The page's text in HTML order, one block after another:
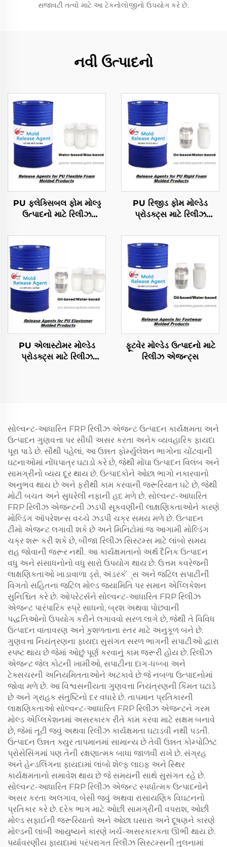
સજાવટી તત્વો માટે આ ટેકનોલોજીનો ઉપયોગ કરે છે.
નવી ઉત્પાદનો
PU ફ્લેક્સિબલ ફોમ મોલ્ડ્ડ
ઉત્પાદનો માટે રિલીઝ
PU રિજીડ ફોમ મોલ્ડેડ
પ્રોડક્ટ્સ માટે રિલીઝ
PU એલાસ્ટોમર મોલ્ડેડ
પ્રોડક્ટ્સ માટે રિલીઝ
ફૂટવેર મોલ્ડેડ ઉત્પાદનો માટે
રિલીઝ એજન્ટ્સ
સોલ્વન્ટ-આધારિત FRP રિલીઝ એજન્ટ ઉત્પાદન કાર્યક્ષમતા અને
ઉત્પાદન ગુણવત્તા પર સીધી અસર કરતા અનેક વ્યવહારિક ફાયદા
પૂરા પાડે છે. સૌથી પહેલાં, આ ઉન્નત ફોર્મ્યુલેશન ભાગોના ચોંટવાની
ઘટનાઓમાં નોંધપાત્ર ઘટાડો કરે છે, જેથી મોંઘા ઉત્પાદન વિલંબ અને
સામગ્રીનો વ્યય દૂર થાય છે. ઉત્પાદકોને ઓછા ભાગો નકારવાનો
અનુભવ થાય છે અને ફરીથી કામ કરવાની જરૂરિયાત ઘટે છે, જેથી
મોટી બચત અને સુધરેલી નફાની હદ મળે છે. સોલ્વન્ટ-આધારિત
FRP રિલીઝ એજન્ટની ઝડપી સૂકવણીની લાક્ષણિકતાઓને કારણે
મોલ્ડિંગ ઑપરેશન્સ વચ્ચે ઝડપી ચક્ર સમય મળે છે. ઉત્પાદન
ટીમો એજન્ટ લગાવી શકે છે અને મિનિટોમાં જ આગામી મોલ્ડિંગ
ચક્ર શરૂ કરી શકે છે, બીજા રિલીઝ સિસ્ટમ્સ માટે લાંબો સમય
રાહ જોવાની જરૂર નથી. આ કાર્યક્ષમતાનો અર્થ દૈનિક ઉત્પાદન
વધુ અને સંસાધનોનો વધુ સારો ઉપયોગ થાય છે. ઉત્તમ કવરેજની
લાક્ષણિકતાઓ ખાડાવાળા ડ્રો, અંડરકั્સ અને જટિલ સપાટીની
વિગતો સહિતના જટિલ મોલ્ડ જ્યામિતિ પર સમાન એપ્લિકેશન
સુનિશ્ચિત કરે છે. ઓપરેટર્સને સોલ્વન્ટ-આધારિત FRP રિલીઝ
એજન્ટ પારંપારિક સ્પ્રે સાધનો, બ્રશ અથવા પોછવાની
પદ્ધતિઓનો ઉપયોગ કરીને લગાવવો સરળ લાગે છે, જેથી તે વિવિધ
ઉત્પાદન વાતાવરણ અને કુશળતાના સ્તર માટે અનુકૂળ બને છે.
ગુણવત્તા નિયંત્રણના ફાયદા સુસંગત સરળ ભાગની સપાટીઓ દ્વારા
સ્પષ્ટ થાય છે જેમાં ઓછું પૂર્ણ કરવાનું કામ જરૂરી હોય છે. રિલીઝ
એજન્ટ જેલ કોટની ખામીઓ, સપાટીના દાગ-ધબ્બા અને
ટેક્સચરની અનિયમિતતાઓને અટકાવે છે જે નબળા ઉત્પાદનોમાં
જોવા મળે છે. આ વિશ્વસનીયતા ગુણવત્તા નિયંત્રણની કિંમત ઘટાડે
છે અને ગ્રાહક સંતુષ્ટિનો દર વધારે છે. તાપમાન પ્રતિકારની
લાક્ષણિકતાઓ સોલ્વન્ટ-આધારિત FRP રિલીઝ એજન્ટને ગરમ
મોલ્ડ એપ્લિકેશનમાં અસરકારક રીતે કામ કરવા માટે સક્ષમ બનાવે
છે, જેમાં તૂટી જવું અથવા રિલીઝ કાર્યક્ષમતા ઘટાડવી નથી પડતી.
ઉત્પાદન ઉન્નત ક્યુર તાપમાનમાં સામાન્ય છે તેવી ઉન્નત કોમ્પોઝિટ
પ્રોસેસિંગમાં પણ તેની રક્ષણાત્મક બાધા જાળવી રાખે છે. સંગ્રહ
અને હેન્ડલિંગના ફાયદામાં લાંબો શેલ્ફ લાઇફ અને સ્થિર
કાર્યક્ષમતાનો સમાવેશ થાય છે જે સમયની સાથે સુસંગત રહે છે.
સોલ્વન્ટ-આધારિત FRP રિલીઝ એજન્ટ સ્પર્ધાત્મક ઉત્પાદનોને
અસર કરતા અલગાવ, બેસી જવું અથવા રાસાયણિક વિઘટનનો
પ્રતિકાર કરે છે. દરેક ભાગ માટે ઓછી સામગ્રીની વપરાશ, ઓછી
મોલ્ડ સફાઈની જરૂરિયાતો અને ઓછા ઘસારા અને દૂષણને કારણે
મોલ્ડની લાંબી આયુષ્યને કારણે ખર્ચ-અસરકારકતા ઊભી થાય છે.
પર્યાવરણીય ફાયદામાં પરંપરાગત રિલીઝ સિસ્ટમ્સની તુલનામાં